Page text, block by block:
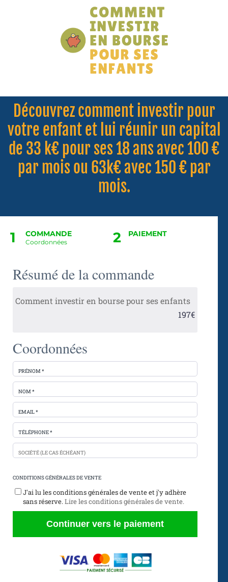
Découvrez comment investir pour
votre enfant et lui réunir un capital
de 33 k€ pour ses 18 ans avec 100 €
par mois ou 63k€ avec 150 € par
mois.
1 COMMANDE
Coordonnées 2 PAIEMENT
Résumé de la commande
Comment investir en bourse pour ses enfants
197€
Coordonnées
PRÉNOM *
NOM *
EMAIL *
TÉLÉPHONE *
SOCIÉTÉ (LE CAS ÉCHÉANT)
CONDITIONS GÉNÉRALES DE VENTE
J'ai lu les conditions générales de vente et j'y adhère
sans réserve. Lire les conditions générales de vente.
Continuer vers le paiement